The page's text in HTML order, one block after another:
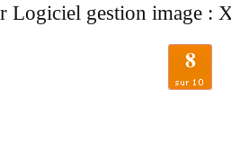
Logiciel gestion image :
8